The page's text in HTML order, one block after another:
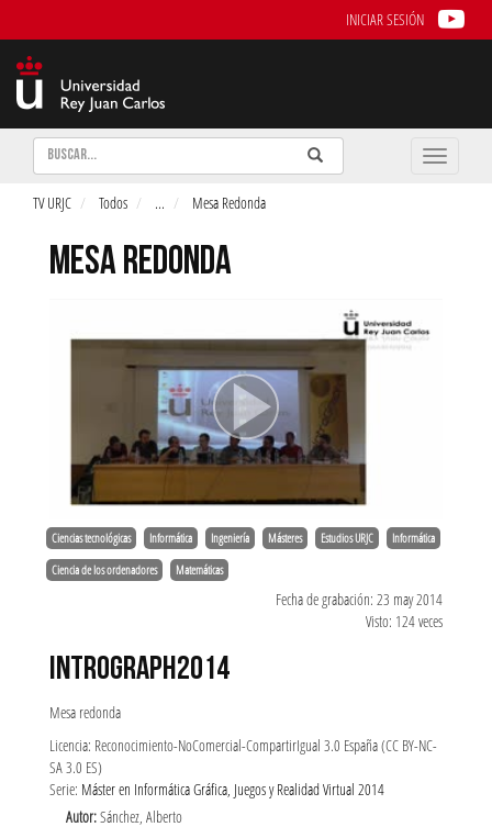
INICIAR SESIÓN
Buscar Enviar
Buscar
Toggle
TV URJC Todos ... Mesa Redonda
MESA REDONDA
Ciencias tecnológicas Informática Ingeniería Másteres Estudios URJC Informática
Ciencia de los ordenadores Matemáticas
Fecha de grabación: 23 may 2014
Visto: 124 veces
INTROGRAPH2014
Mesa redonda
Licencia: Reconocimiento-NoComercial-CompartirIgual 3.0 España (CC BY-NC-
SA 3.0 ES)
Serie: Máster en Informática Gráfica, Juegos y Realidad Virtual 2014
Autor:Sánchez, Alberto